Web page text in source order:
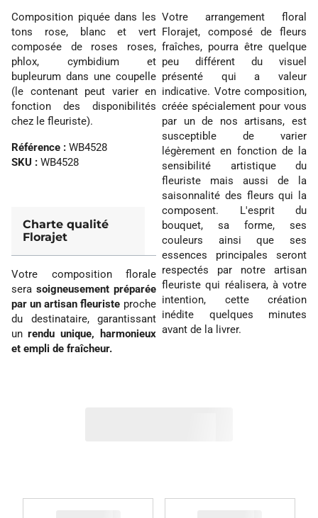
Composition piquée dans les
tons rose, blanc et vert
composée de roses roses,
phlox, cymbidium et
bupleurum dans une coupelle
(le contenant peut varier en
fonction des disponibilités
chez le fleuriste).
Référence : WB4528
SKU : WB4528
Charte qualité
Florajet
Votre composition florale
sera soigneusement préparée
par un artisan fleuriste proche
du destinataire, garantissant
un rendu unique, harmonieux
et empli de fraîcheur.
Votre arrangement floral
Florajet, composé de fleurs
fraîches, pourra être quelque
peu différent du visuel
présenté qui a valeur
indicative. Votre composition,
créée spécialement pour vous
par un de nos artisans, est
susceptible de varier
légèrement en fonction de la
sensibilité artistique du
fleuriste mais aussi de la
saisonnalité des fleurs qui la
composent. L'esprit du
bouquet, sa forme, ses
couleurs ainsi que ses
essences principales seront
respectés par notre artisan
fleuriste qui réalisera, à votre
intention, cette création
inédite quelques minutes
avant de la livrer.